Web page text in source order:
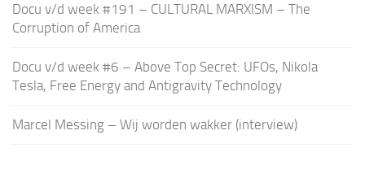
Docu v/d week #191 – CULTURAL MARXISM – The
Corruption of America
Docu v/d week #6 – Above Top Secret: UFOs, Nikola
Tesla, Free Energy and Antigravity Technology
Marcel Messing – Wij worden wakker (interview)